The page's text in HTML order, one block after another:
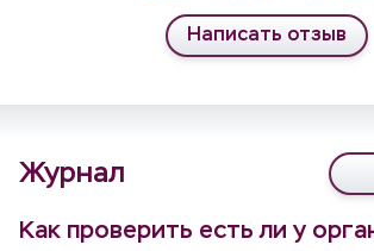
Написать отзыв
Журнал
Как проверить есть ли у